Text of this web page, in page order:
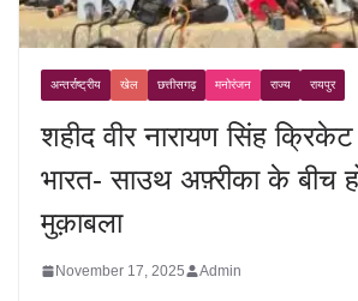
अन्तर्राष्ट्रीय खेल छत्तीसगढ़ मनोरंजन राज्य रायपुर
शहीद वीर नारायण सिंह
भारत- साउथ अफ़्रीका के बीच
मुक़ाबला
November 17, 2025 Admin